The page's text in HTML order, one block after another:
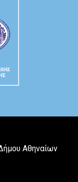
Αθηναίων